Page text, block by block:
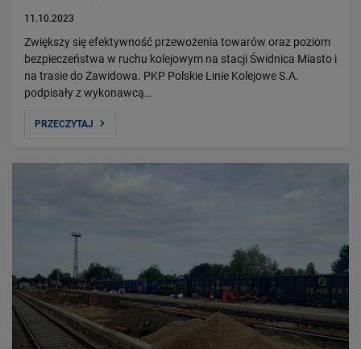
11.10.2023
Zwiększy się efektywność przewożenia towarów oraz poziom
bezpieczeństwa w ruchu kolejowym na stacji Świdnica Miasto i
na trasie do Zawidowa. PKP Polskie Linie Kolejowe S.A.
podpisały z wykonawcą…
PRZECZYTAJ